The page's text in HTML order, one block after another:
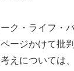
ク・ライフ・
ージかけて批
えについては